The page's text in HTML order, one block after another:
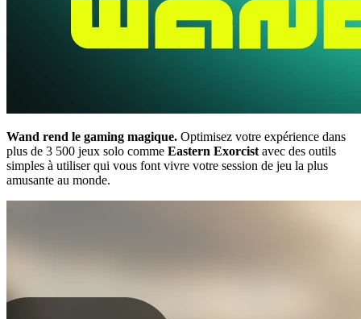
Wand rend le gaming magique. Optimisez votre expérience dans
plus de 3 500 jeux solo comme Eastern Exorcist avec des outils
simples à utiliser qui vous font vivre votre session de jeu la plus
amusante au monde.